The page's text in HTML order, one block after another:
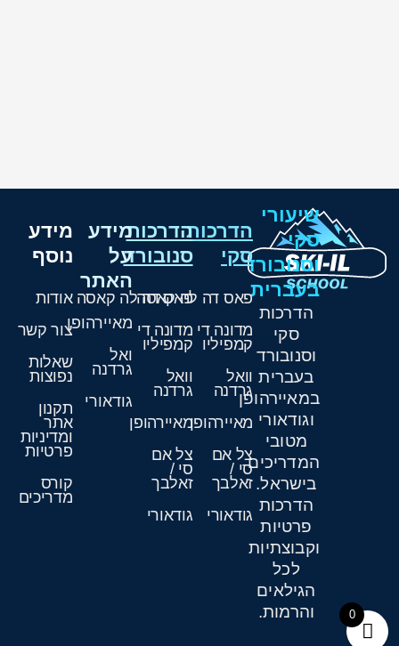
שיעורי
סקי
וסנובורד
בעברית
הדרכות
סקי
וסנובורד
בעברית
במאיירהופן
וגודאורי
מטובי
המדריכים
בישראל.
הדרכות
פרטיות
וקבוצתיות
לכל
הגילאים
והרמות.
הדרכות
סקי
פאס דה לה קאסה
מדונה די
קמפיליו
וואל
גרדנה
מאיירהופן
צל אם
סי /
זאלבך
גודאורי
הדרכות
סנובורד
פאס דה לה קאסה
מדונה די
קמפיליו
וואל
גרדנה
מאיירהופן
צל אם
סי /
זאלבך
גודאורי
מידע
על
האתר
מאיירהופן
ואל
גרדנה
גודאורי
מידע
נוסף
אודות
צור קשר
שאלות
נפוצות
תקנון
אתר
ומדיניות
פרטיות
קורס
מדריכים
0